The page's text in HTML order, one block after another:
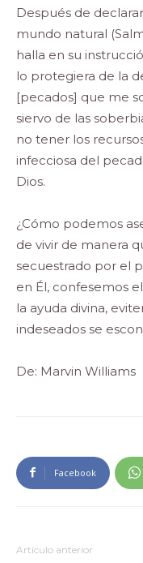
Después de
mundo natural
halla en su
lo protegiera de la
[pecados] que me
siervo de las
no tener los
infecciosa del
Dios.
¿Cómo podemos
de vivir de manera
secuestrado por el
en Él, confesemos
la ayuda divina,
indeseados se
De: Marvin Williams
Facebook
Artículo anterior